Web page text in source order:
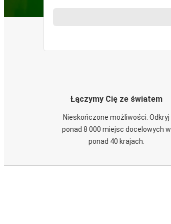
Łączymy Cię ze światem
Nieskończone możliwości. Odkryj
ponad 8 000 miejsc docelowych w
ponad 40 krajach.